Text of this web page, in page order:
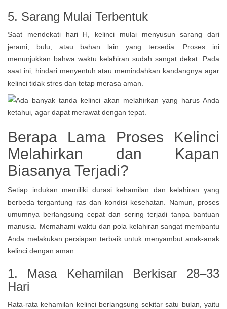
5. Sarang Mulai Terbentuk
Saat mendekati hari H, kelinci mulai menyusun sarang dari
jerami, bulu, atau bahan lain yang tersedia. Proses ini
menunjukkan bahwa waktu kelahiran sudah sangat dekat. Pada
saat ini, hindari menyentuh atau memindahkan kandangnya agar
kelinci tidak stres dan tetap merasa aman.
Berapa Lama Proses Kelinci
Melahirkan dan Kapan
Biasanya Terjadi?
Setiap indukan memiliki durasi kehamilan dan kelahiran yang
berbeda tergantung ras dan kondisi kesehatan. Namun, proses
umumnya berlangsung cepat dan sering terjadi tanpa bantuan
manusia. Memahami waktu dan pola kelahiran sangat membantu
Anda melakukan persiapan terbaik untuk menyambut anak-anak
kelinci dengan aman.
1. Masa Kehamilan Berkisar 28–33
Hari
Rata-rata kehamilan kelinci berlangsung sekitar satu bulan, yaitu